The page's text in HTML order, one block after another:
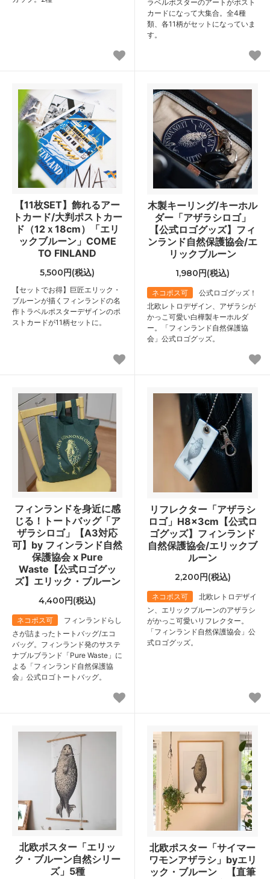
ラベルポスターのアートがポスト
カードになって大集合。全4種
類、各11柄がセットになっていま
す。
【11枚SET】飾れるアー
トカード/大判ポストカー
ド（12ｘ18cm）「エリ
ックブルーン」COME
TO FINLAND
5,500円(税込)
【セットでお得】巨匠エリック・
ブルーンが描くフィンランドの名
作トラベルポスターデザインのポ
ストカードが11柄セットに。
木製キーリング/キーホル
ダー「アザラシロゴ」
【公式ロゴグッズ】フィ
ンランド自然保護協会/エ
リックブルーン
1,980円(税込)
ネコポス可
公式ロゴグッズ！
北欧レトロデザイン、アザラシが
かっこ可愛い白樺製キーホルダ
ー。「フィンランド自然保護協
会」公式ロゴグッズ。
フィンランドを身近に感
じる！トートバッグ「ア
ザラシロゴ」【A3対応
可】by フィンランド自然
保護協会 x Pure
Waste【公式ロゴグッ
ズ】エリック・ブルーン
4,400円(税込)
ネコポス可
フィンランドらし
さが詰まったトートバッグ/エコ
バッグ。フィンランド発のサステ
ナブルブランド「Pure Waste」に
よる「フィンランド自然保護協
会」公式ロゴトートバッグ。
リフレクター「アザラシ
ロゴ」H8×3cm【公式ロ
ゴグッズ】フィンランド
自然保護協会/エリックブ
ルーン
2,200円(税込)
ネコポス可
北欧レトロデザイ
ン、エリックブルーンのアザラシ
がかっこ可愛いリフレクター。
「フィンランド自然保護協会」公
式ロゴグッズ。
北欧ポスター「エリッ
ク・ブルーン自然シリー
ズ」5種
北欧ポスター「サイマー
ワモンアザラシ」byエリ
ック・ブルーン 【直筆